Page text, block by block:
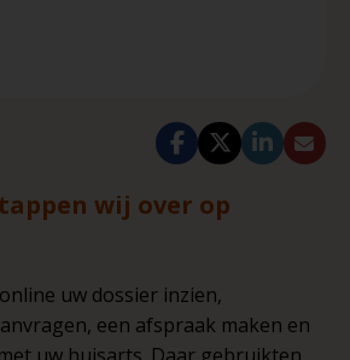
wij over op
uw dossier inzien,
een afspraak maken en